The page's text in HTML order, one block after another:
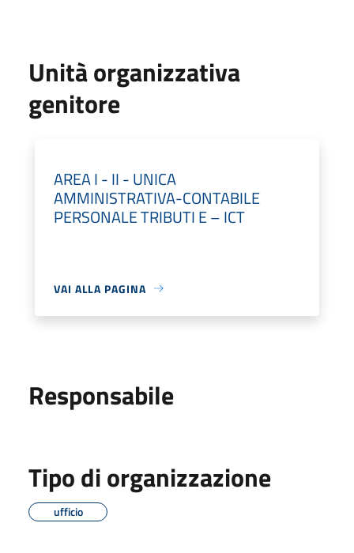
Unità organizzativa
genitore
AREA I - II - UNICA
AMMINISTRATIVA-CONTABILE
PERSONALE TRIBUTI E – ICT
VAI ALLA PAGINA
Responsabile
Tipo di organizzazione
ufficio